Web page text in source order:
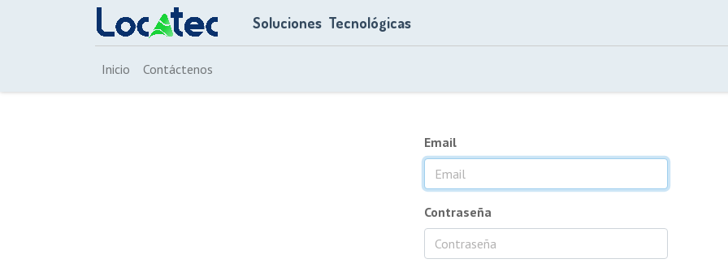
Soluciones Tecnológicas
Inicio Contáctenos
Email
Contraseña